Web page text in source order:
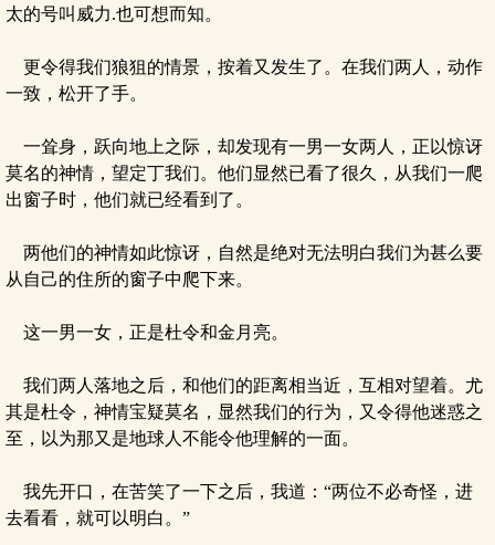
太的号叫威力.也可想而知。
更令得我们狼狙的情景，按着又发生了。在我们两人，动作
一致，松开了手。
一耸身，跃向地上之际，却发现有一男一女两人，正以惊讶
莫名的神情，望定丁我们。他们显然已看了很久，从我们一爬
出窗子时，他们就已经看到了。
两他们的神情如此惊讶，自然是绝对无法明白我们为甚么要
从自己的住所的窗子中爬下来。
这一男一女，正是杜令和金月亮。
我们两人落地之后，和他们的距离相当近，互相对望着。尤
其是杜令，神情宝疑莫名，显然我们的行为，又令得他迷惑之
至，以为那又是地球人不能令他理解的一面。
我先开口，在苦笑了一下之后，我道：“两位不必奇怪，进
去看看，就可以明白。”